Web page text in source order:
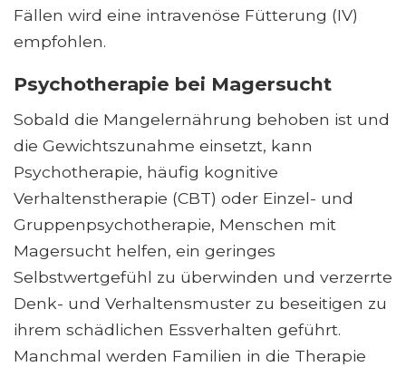
Fällen wird eine intravenöse Fütterung (IV)
empfohlen.
Psychotherapie bei Magersucht
Sobald die Mangelernährung behoben ist und
die Gewichtszunahme einsetzt, kann
Psychotherapie, häufig kognitive
Verhaltenstherapie (CBT) oder Einzel- und
Gruppenpsychotherapie, Menschen mit
Magersucht helfen, ein geringes
Selbstwertgefühl zu überwinden und verzerrte
Denk- und Verhaltensmuster zu beseitigen zu
ihrem schädlichen Essverhalten geführt.
Manchmal werden Familien in die Therapie